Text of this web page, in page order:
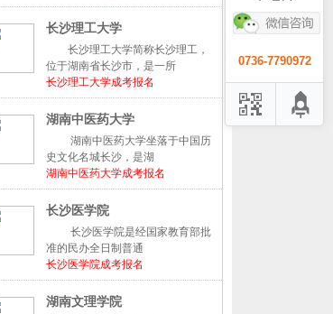
长沙理工大学
长沙理工大学简称长沙理工，
位于湖南省长沙市，是一所
长沙理工大学成考报名
湖南中医药大学
湖南中医药大学坐落于中国历
史文化名城长沙，是湖
湖南中医药大学成考报名
长沙医学院
长沙医学院是经国家教育部批
准的民办全日制普通
长沙医学院成考报名
湖南文理学院
0736-7790972